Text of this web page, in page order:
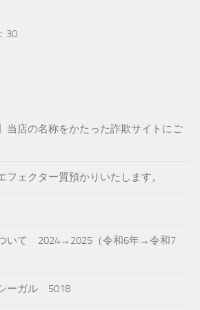
30
当店の名称をかたった詐欺サイトにご
フェクター質預かりいたします。
いて 2024→2025（令和6年→令和7
ーガル 5018